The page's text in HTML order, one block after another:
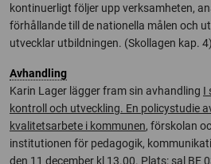
kontinuerligt följer upp verksamheten,
förhållande till de nationella målen och
utvecklar utbildningen. (Skollagen kap. 4)
Avhandling
Karin Lager lägger fram sin avhandling I
kontroll och utveckling. En policystudie
kvalitetsarbete i kommunen, förskolan
institutionen för pedagogik,
den 11 december kl 13.00. Plats: sal BE